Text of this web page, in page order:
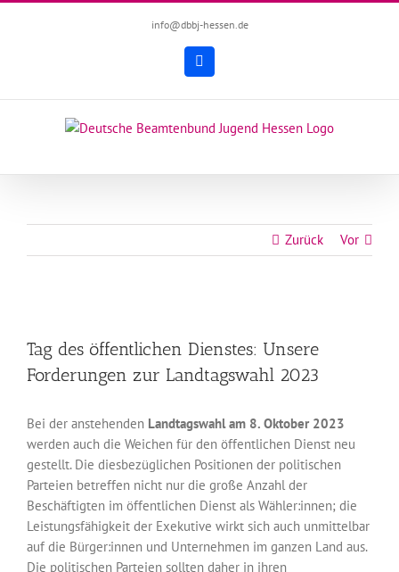
info@dbbj-hessen.de
Facebook
Zurück Vor
grösseres
Bild
Tag des öffentlichen Dienstes: Unsere
Forderungen zur Landtagswahl 2023
Bei der anstehenden Landtagswahl am 8. Oktober 2023
werden auch die Weichen für den öffentlichen Dienst neu
gestellt. Die diesbezüglichen Positionen der politischen
Parteien betreffen nicht nur die große Anzahl der
Beschäftigten im öffentlichen Dienst als Wähler:innen; die
Leistungsfähigkeit der Exekutive wirkt sich auch unmittelbar
auf die Bürger:innen und Unternehmen im ganzen Land aus.
Die politischen Parteien sollten daher in ihren